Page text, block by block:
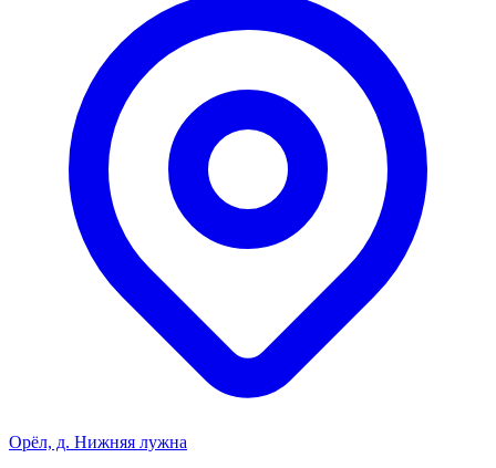
Орёл, д. Нижняя лужна